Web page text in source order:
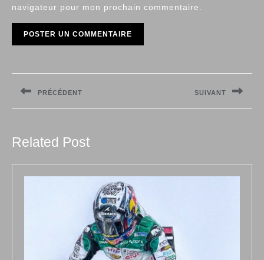
navigateur pour mon prochain commentaire.
l’articlePRÉCÉDENT
Previous
SUIVANT
Next
Related Post